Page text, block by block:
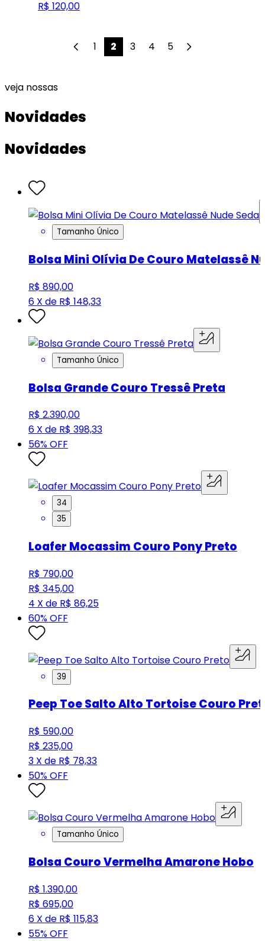
R$ 120,00
1 2 3 4 5
veja nossas
Novidades
Novidades
Tamanho Único
Bolsa Mini Olívia De Couro Matelassê
R$ 890,00
6 X de R$ 148,33
Tamanho Único
Bolsa Grande Couro Tressê Preta
R$ 2.390,00
6 X de R$ 398,33
56% OFF
34
35
Loafer Mocassim Couro Pony Preto
R$ 790,00
R$ 345,00
4 X de R$ 86,25
60% OFF
39
Peep Toe Salto Alto Tortoise Couro
R$ 590,00
R$ 235,00
3 X de R$ 78,33
50% OFF
Tamanho Único
Bolsa Couro Vermelha Amarone Hobo
R$ 1.390,00
R$ 695,00
6 X de R$ 115,83
55% OFF